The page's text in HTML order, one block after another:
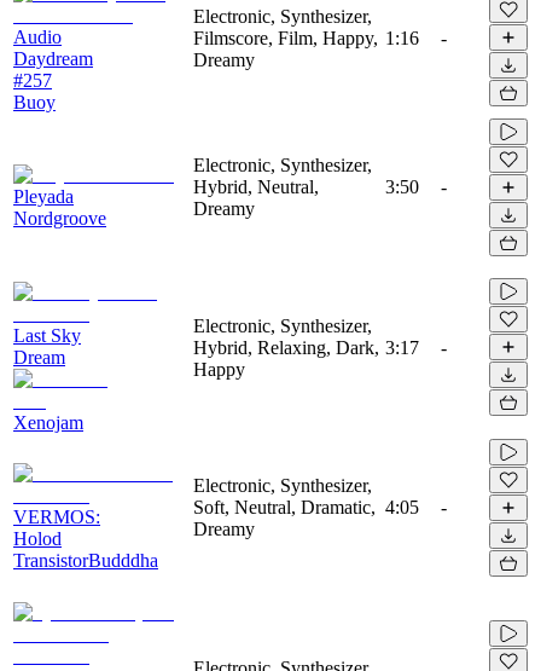
Audio
Daydream
#257
Buoy
Electronic, Synthesizer,
Filmscore, Film, Happy,
Dreamy
1:16 -
Pleyada
Nordgroove
Electronic, Synthesizer,
Hybrid, Neutral,
Dreamy
3:50 -
Last Sky
Dream
Xenojam
Electronic, Synthesizer,
Hybrid, Relaxing, Dark,
Happy
3:17 -
VERMOS:
Holod
TransistorBudddha
Electronic, Synthesizer,
Soft, Neutral, Dramatic,
Dreamy
4:05 -